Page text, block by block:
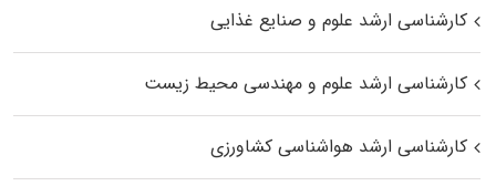
کارشناسی ارشد علوم و صنایع غذایی
کارشناسی ارشد علوم و مهندسی محیط زیست
کارشناسی ارشد هواشناسی کشاورزی